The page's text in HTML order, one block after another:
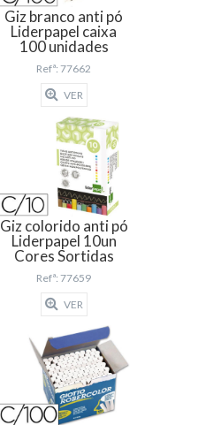
Giz branco anti pó
Liderpapel caixa
100 unidades
Refª: 77662
VER
Giz colorido anti pó
Liderpapel 10un
Cores Sortidas
Refª: 77659
VER